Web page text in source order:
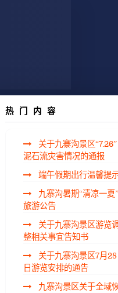
热门内容
关于九寨沟景区“7.26”
泥石流灾害情况的通报
端午假期出行温馨提
九寨沟暑期“清凉一夏”
旅游公告
关于九寨沟景区游览调
整相关事宜告知书
关于九寨沟景区7月28
日游览安排的通告
九寨沟景区关于全域